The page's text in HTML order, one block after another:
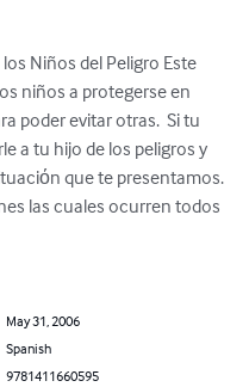
Niños del Peligro Este
niños a protegerse en
poder evitar otras.  Si tu
a tu hijo de los peligros y
que te presentamos.
las cuales ocurren todos
May 31, 2006
Spanish
9781411660595